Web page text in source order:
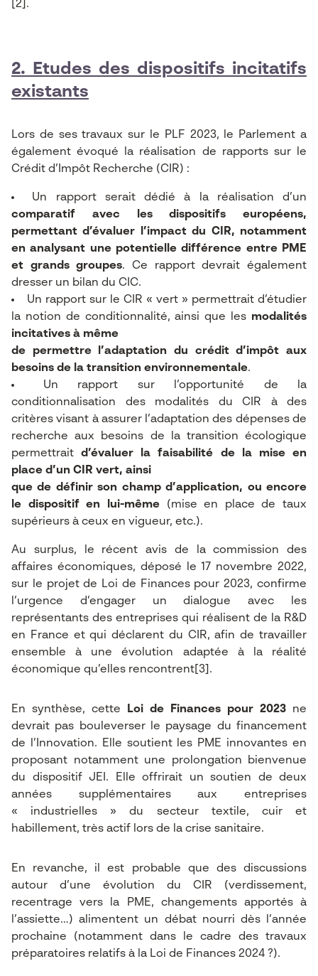
[2] .
2. Etudes des dispositifs incitatifs
existants
Lors de ses travaux sur le PLF 2023, le Parlement a
également évoqué la réalisation de rapports sur le
Crédit d’Impôt Recherche (CIR) :
Un rapport serait dédié à la réalisation d’un
comparatif avec les dispositifs européens,
permettant d’évaluer l’impact du CIR, notamment
en analysant une potentielle différence entre PME
et grands groupes. Ce rapport devrait également
dresser un bilan du CIC.
Un rapport sur le CIR « vert » permettrait d’étudier
la notion de conditionnalité, ainsi que les modalités
incitatives à même
de permettre l’adaptation du crédit d’impôt aux
besoins de la transition environnementale.
Un rapport sur l’opportunité de la
conditionnalisation des modalités du CIR à des
critères visant à assurer l’adaptation des dépenses de
recherche aux besoins de la transition écologique
permettraitd’évaluer la faisabilité de la mise en
place d’un CIR vert, ainsi
que de définir son champ d’application, ou encore
le dispositif en lui-même (mise en place de taux
supérieurs à ceux en vigueur, etc.).
Au surplus, le récent avis de la commission des
affaires économiques, déposé le 17 novembre 2022,
sur le projet de Loi de Finances pour 2023, confirme
l’urgence d’engager un dialogue avec les
représentants des entreprises qui réalisent de la R&D
en France et qui déclarent du CIR, afin de travailler
ensemble à une évolution adaptée à la réalité
économique qu’elles rencontrent [3] .
En synthèse, cette Loi de Finances pour 2023 ne
devrait pas bouleverser le paysage du financement
de l’Innovation. Elle soutient les PME innovantes en
proposant notamment une prolongation bienvenue
du dispositif JEI. Elle offrirait un soutien de deux
années supplémentaires aux entreprises
« industrielles » du secteur textile, cuir et
habillement, très actif lors de la crise sanitaire.
En revanche, il est probable que des discussions
autour d’une évolution du CIR (verdissement,
recentrage vers la PME, changements apportés à
l’assiette…) alimentent un débat nourri dès l’année
prochaine (notamment dans le cadre des travaux
préparatoires relatifs à la Loi de Finances 2024 ?).